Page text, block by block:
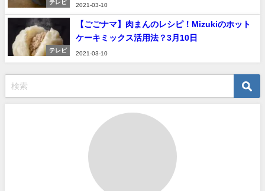
テレビ
2021-03-10
テレビ
【ごごナマ】肉まんのレシピ！Mizukiのホット
ケーキミックス活用法？3月10日
2021-03-10